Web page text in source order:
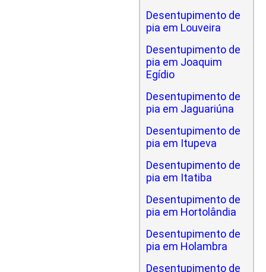
Desentupimento de
pia em Louveira
Desentupimento de
pia em Joaquim
Egídio
Desentupimento de
pia em Jaguariúna
Desentupimento de
pia em Itupeva
Desentupimento de
pia em Itatiba
Desentupimento de
pia em Hortolândia
Desentupimento de
pia em Holambra
Desentupimento de